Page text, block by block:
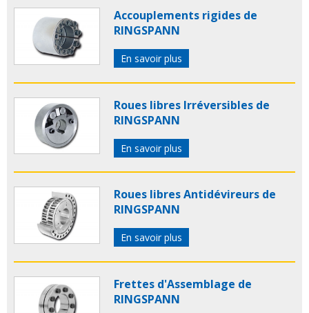
Accouplements rigides de
RINGSPANN
En savoir plus
Roues libres Irréversibles de
RINGSPANN
En savoir plus
Roues libres Antidévireurs de
RINGSPANN
En savoir plus
Frettes d'Assemblage de
RINGSPANN